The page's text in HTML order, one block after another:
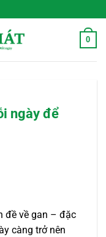
0
ngày để
đề về gan – đặc
càng trở nên